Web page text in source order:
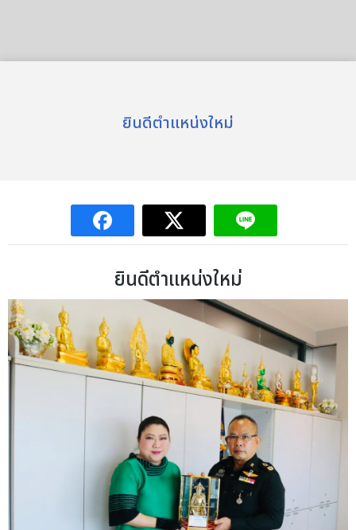
ยินดีตำแหน่งใหม่
ยินดีตำแหน่งใหม่